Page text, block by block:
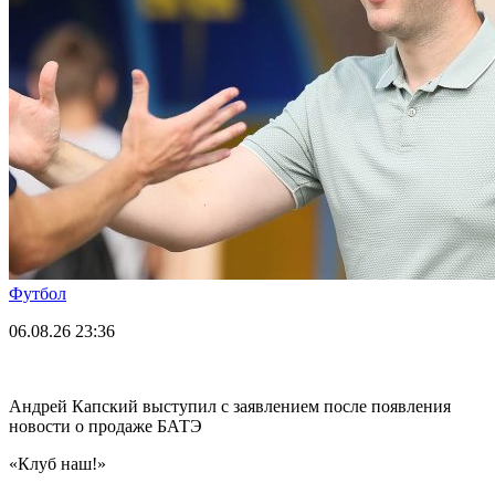
Футбол
06.08.26 23:36
Андрей Капский выступил с заявлением после появления
новости о продаже БАТЭ
«Клуб наш!»